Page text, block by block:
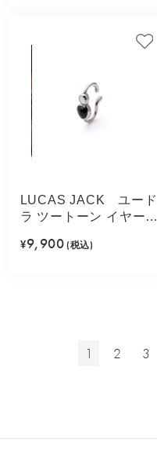
LUCAS JACK ユード
ラ ツートーン イヤーカ
¥9,900 (税込)
1 2 3